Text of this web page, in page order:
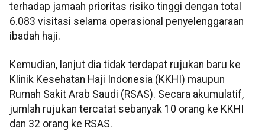
terhadap jamaah prioritas risiko tinggi dengan total
6.083 visitasi selama operasional penyelenggaraan
ibadah haji.
Kemudian, lanjut dia tidak terdapat rujukan baru ke
Klinik Kesehatan Haji Indonesia (KKHI) maupun
Rumah Sakit Arab Saudi (RSAS). Secara akumulatif,
jumlah rujukan tercatat sebanyak 10 orang ke KKHI
dan 32 orang ke RSAS.